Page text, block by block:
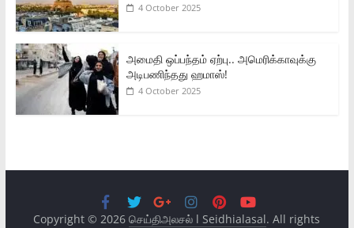
4 October 2025
அமைதி ஒப்பந்தம் ஏற்பு.. அமெரிக்காவுக்கு
அடிபணிந்தது ஹமாஸ்!
4 October 2025
Copyright © 2026செய்திஅலசல் l Seidhialasal. All rights